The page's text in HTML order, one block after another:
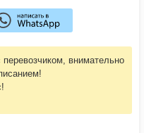
внимательно